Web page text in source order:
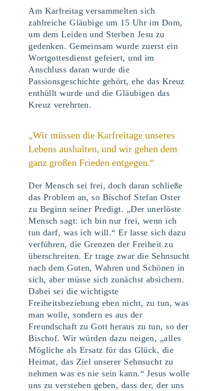
Am Karfreitag versammelten sich
zahlreiche Gläubige um 15 Uhr im Dom,
um dem Leiden und Sterben Jesu zu
gedenken. Gemeinsam wurde zuerst ein
Wortgottesdienst gefeiert, und im
Anschluss daran wurde die
Passionsgeschichte gehört, ehe das Kreuz
enthüllt wurde und die Gläubigen das
Kreuz verehrten.
„Wir müssen die Karfreitage unseres
Lebens aushalten, und wir gehen dem
ganz großen Frieden entgegen.“
Der Mensch sei frei, doch daran schließe
das Problem an, so Bischof Stefan Oster
zu Beginn seiner Predigt. „Der unerlöste
Mensch sagt: ich bin nur frei, wenn ich
tun darf, was ich will.“ Er lasse sich dazu
verführen, die Grenzen der Freiheit zu
überschreiten. Er trage zwar die Sehnsucht
nach dem Guten, Wahren und Schönen in
sich, aber müsse sich zunächst absichern.
Dabei sei die wichtigste
Freiheitsbeziehung eben nicht, zu tun, was
man wolle, sondern es aus der
Freundschaft zu Gott heraus zu tun, so der
Bischof. Wir würden dazu neigen, „alles
Mögliche als Ersatz für das Glück, die
Heimat, das Ziel unserer Sehnsucht zu
nehmen was es nie sein kann.“ Jesus wolle
uns zu verstehen geben, dass der, der uns